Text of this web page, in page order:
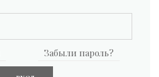
Забыли пароль?